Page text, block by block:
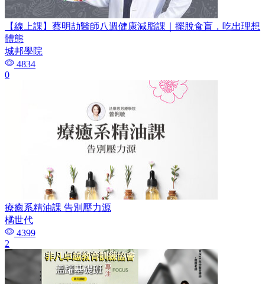
【線上課】蔡明劼醫師八週健康減脂課｜擺脫食盲，吃出理想
體態
城邦學院
4834
0
療癒系精油課 告別壓力源
橘世代
4399
2